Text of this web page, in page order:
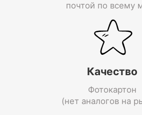
почтой по всему
Качество
Фотокартон
(нет аналогов на